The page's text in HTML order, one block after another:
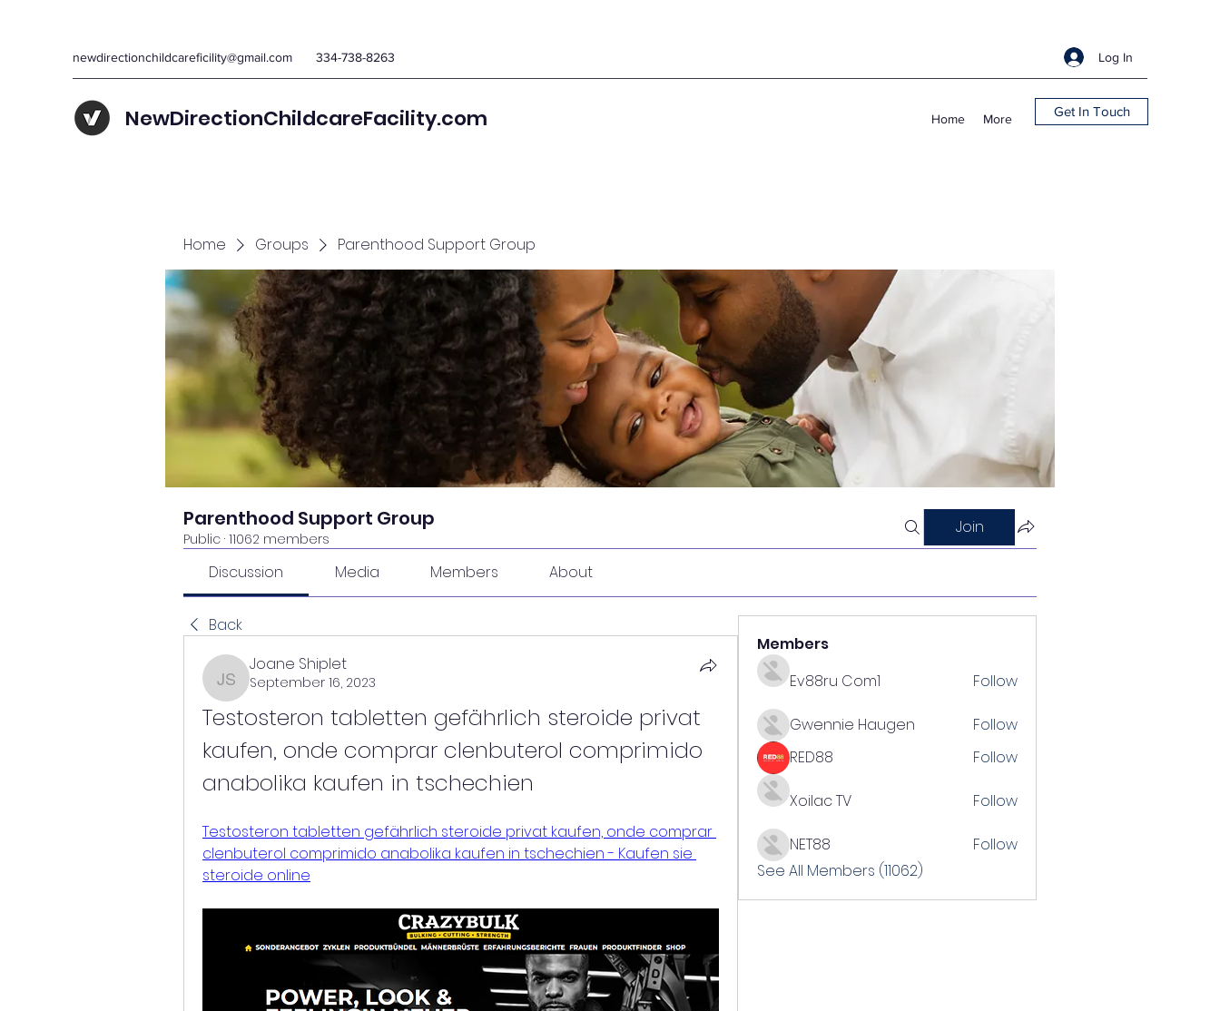
newdirectionchildcareficility@gmail.com 334-738-8263 Log In
NewDirectionChildcareFacility.com Home More Get In Touch
Home Groups Parenthood Support Group
Parenthood Support Group
Public · 11062 members
Join
Discussion Media Members About
Back
Joane Shiplet
Joane Shiplet
September 16, 2023
Testosteron tabletten gefährlich steroide privat
kaufen, onde comprar clenbuterol comprimido
anabolika kaufen in tschechien
Testosteron tabletten gefährlich steroide privat kaufen, onde comprar
clenbuterol comprimido anabolika kaufen in tschechien - Kaufen sie
steroide online
Members
Ev88ru Com1
Follow
Gwennie Haugen
Follow
RED88
Follow
Xoilac TV Follow
NET88
Follow
See All Members (11062)